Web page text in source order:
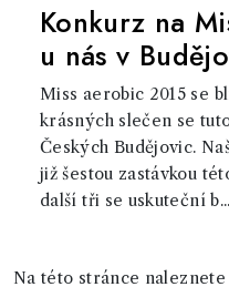
Konkurz na
u nás v
Miss aerobic 2015 se
krásných slečen se
Českých Budějovic.
již šestou zastávkou
další tři se uskuteční b...
Na této stránce